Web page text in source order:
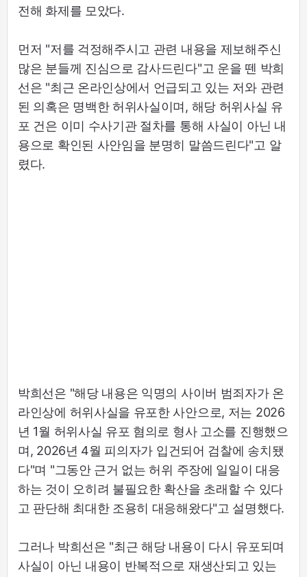
전해 화제를 모았다.
먼저 "저를 걱정해주시고 관련 내용을 제보해주신
많은 분들께 진심으로 감사드린다"고 운을 뗀 박희
선은 "최근 온라인상에서 언급되고 있는 저와 관련
된 의혹은 명백한 허위사실이며, 해당 허위사실 유
포 건은 이미 수사기관 절차를 통해 사실이 아닌 내
용으로 확인된 사안임을 분명히 말씀드린다"고 알
렸다.
박희선은 "해당 내용은 익명의 사이버 범죄자가 온
라인상에 허위사실을 유포한 사안으로, 저는 2026
년 1월 허위사실 유포 혐의로 형사 고소를 진행했으
며, 2026년 4월 피의자가 입건되어 검찰에 송치됐
다"며 "그동안 근거 없는 허위 주장에 일일이 대응
하는 것이 오히려 불필요한 확산을 초래할 수 있다
고 판단해 최대한 조용히 대응해왔다"고 설명했다.
그러나 박희선은 "최근 해당 내용이 다시 유포되며
사실이 아닌 내용이 반복적으로 재생산되고 있는